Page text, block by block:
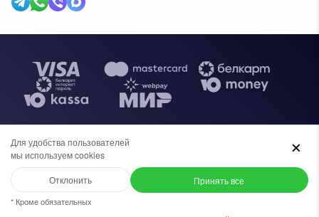
Написать в WhatsApp
Выберите размер:
Общество с ограниченной ответственностью "ИВК ВЕЛЕС",
УНП 291610720. Свидетельство №0091620 выдано
администрацией Московского района г.Бреста, 30 апреля 2019г. В
торговом реестре Республики Беларусь с 27 ноября 2023г.
Для удобства пользователей
мы используем cookies
Отклонить
* Кроме обязательных
Принять все